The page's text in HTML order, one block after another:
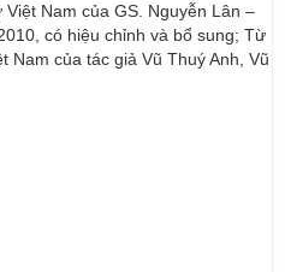
Nam của GS. Nguyễn Lân –
có hiệu chỉnh và bổ sung; Từ
Nam của tác giả Vũ Thuý Anh, Vũ